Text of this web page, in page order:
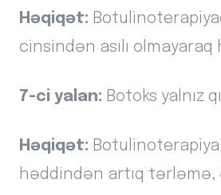
Həqiqət:
cinsindən asılı olmayaraq
7-ci yalan: Botoks yalnız
Həqiqət:
həddindən artıq tərləmə,